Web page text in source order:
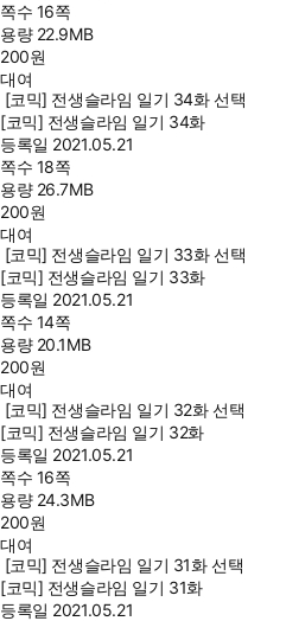
쪽수 16쪽
용량 22.9MB
200원
대여
[코믹] 전생슬라임 일기 34화 선택
[코믹] 전생슬라임 일기 34화
등록일 2021.05.21
쪽수 18쪽
용량 26.7MB
200원
대여
[코믹] 전생슬라임 일기 33화 선택
[코믹] 전생슬라임 일기 33화
등록일 2021.05.21
쪽수 14쪽
용량 20.1MB
200원
대여
[코믹] 전생슬라임 일기 32화 선택
[코믹] 전생슬라임 일기 32화
등록일 2021.05.21
쪽수 16쪽
용량 24.3MB
200원
대여
[코믹] 전생슬라임 일기 31화 선택
[코믹] 전생슬라임 일기 31화
등록일 2021.05.21